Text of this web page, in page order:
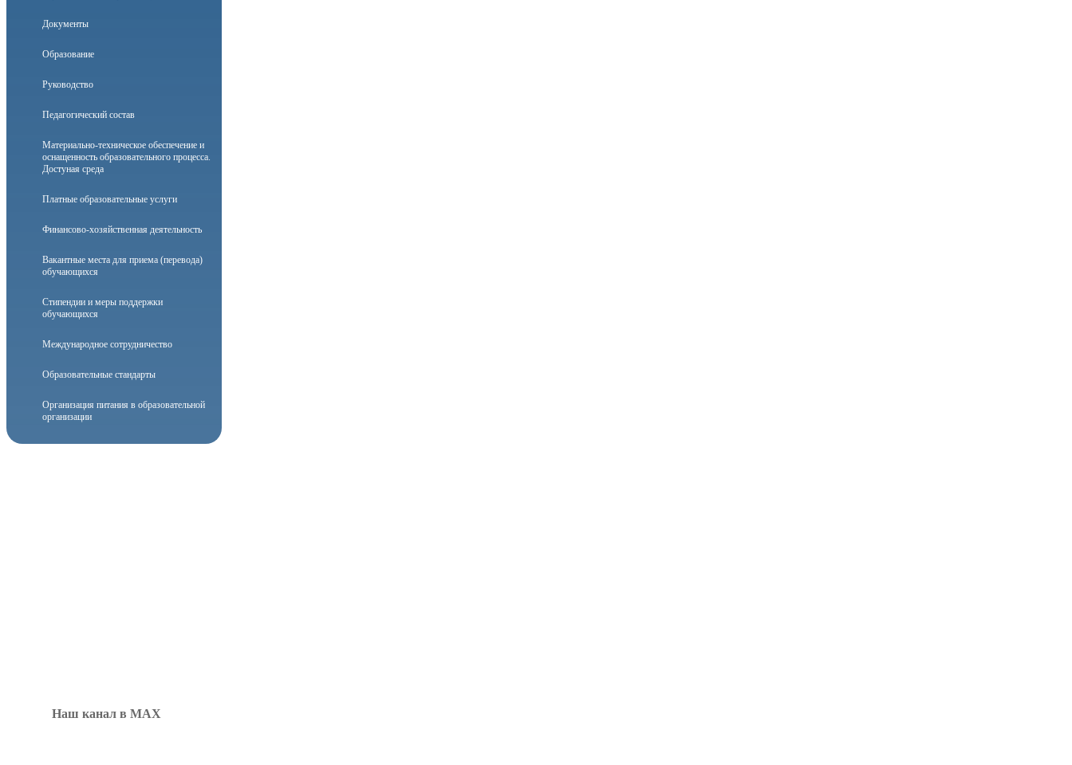
Документы
Образование
Руководство
Педагогический состав
Материально-техническое обеспечение и
оснащенность образовательного процесса.
Достуная среда
Платные образовательные услуги
Финансово-хозяйственная деятельность
Вакантные места для приема (перевода)
обучающихся
Стипендии и меры поддержки
обучающихся
Международное сотрудничество
Образовательные стандарты
Организация питания в образовательной
организации
Наш канал в MAX